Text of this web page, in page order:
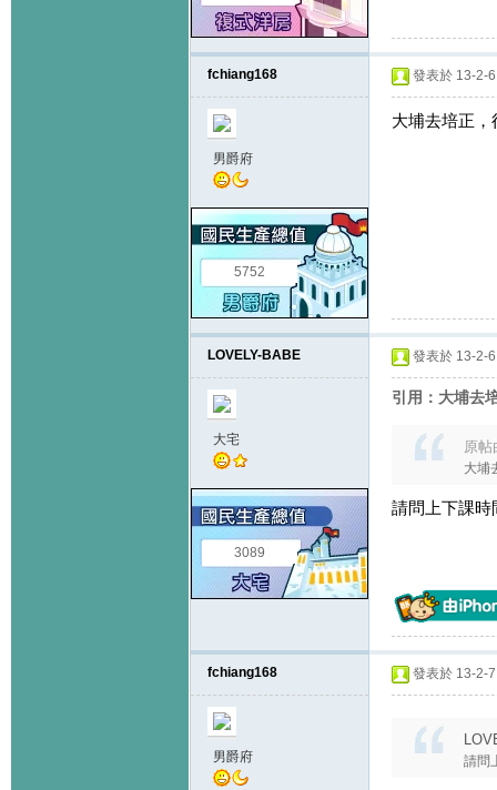
fchiang168
男爵府
5752
發表於 13-2-
大埔去培正，
LOVELY-BABE
大宅
3089
發表於 13-2-
引用：大埔去
原
大埔
請問上下課時
fchiang168
男爵府
發表於 13-2-
請問